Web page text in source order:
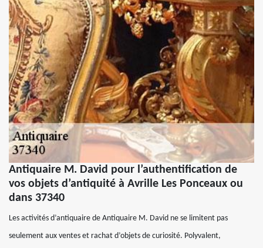
Antiquaire M. David pour l’authentification de
vos objets d’antiquité à Avrille Les Ponceaux ou
dans 37340
Les activités d’antiquaire de Antiquaire M. David ne se limitent pas
seulement aux ventes et rachat d’objets de curiosité. Polyvalent,